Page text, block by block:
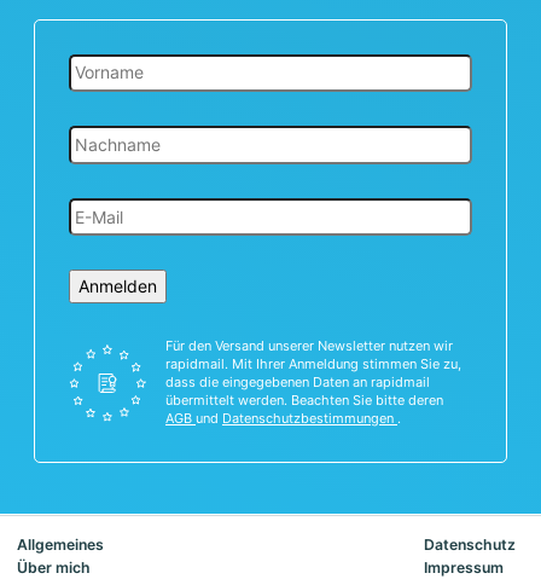
Anmelden
Für den Versand unserer Newsletter nutzen wir
rapidmail. Mit Ihrer Anmeldung stimmen Sie zu,
dass die eingegebenen Daten an rapidmail
übermittelt werden. Beachten Sie bitte deren
AGB und Datenschutzbestimmungen .
Allgemeines
Über mich
Datenschutz
Impressum